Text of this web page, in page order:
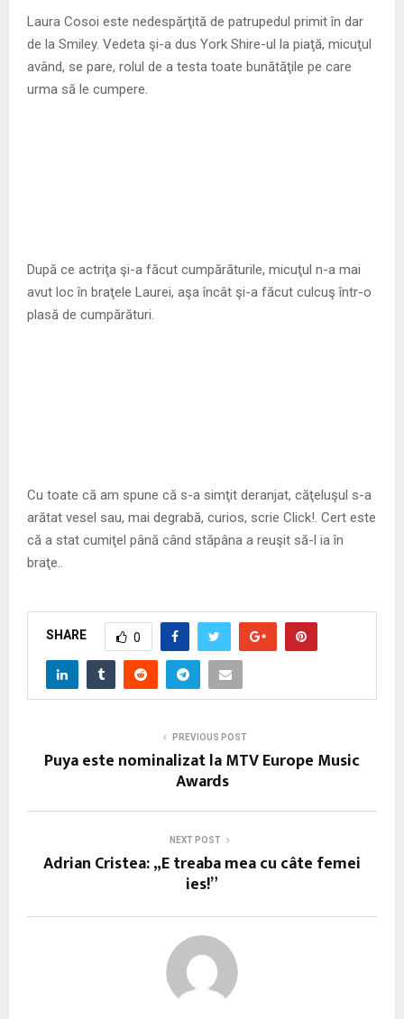
E
N
Laura Cosoi este nedespărţită de patrupedul primit în dar
de la Smiley. Vedeta şi-a dus York Shire-ul la piaţă, micuţul
având, se pare, rolul de a testa toate bunătăţile pe care
urma să le cumpere.
După ce actriţa şi-a făcut cumpărăturile, micuţul n-a mai
avut loc în braţele Laurei, aşa încât şi-a făcut culcuş într-o
plasă de cumpărături.
Cu toate că am spune că s-a simţit deranjat, căţeluşul s-a
arătat vesel sau, mai degrabă, curios, scrie Click!. Cert este
că a stat cumiţel până când stăpâna a reuşit să-l ia în
braţe..
SHARE 0
PREVIOUS POST
Puya este nominalizat la MTV Europe Music
Awards
NEXT POST
Adrian Cristea: „E treaba mea cu câte femei
ies!”